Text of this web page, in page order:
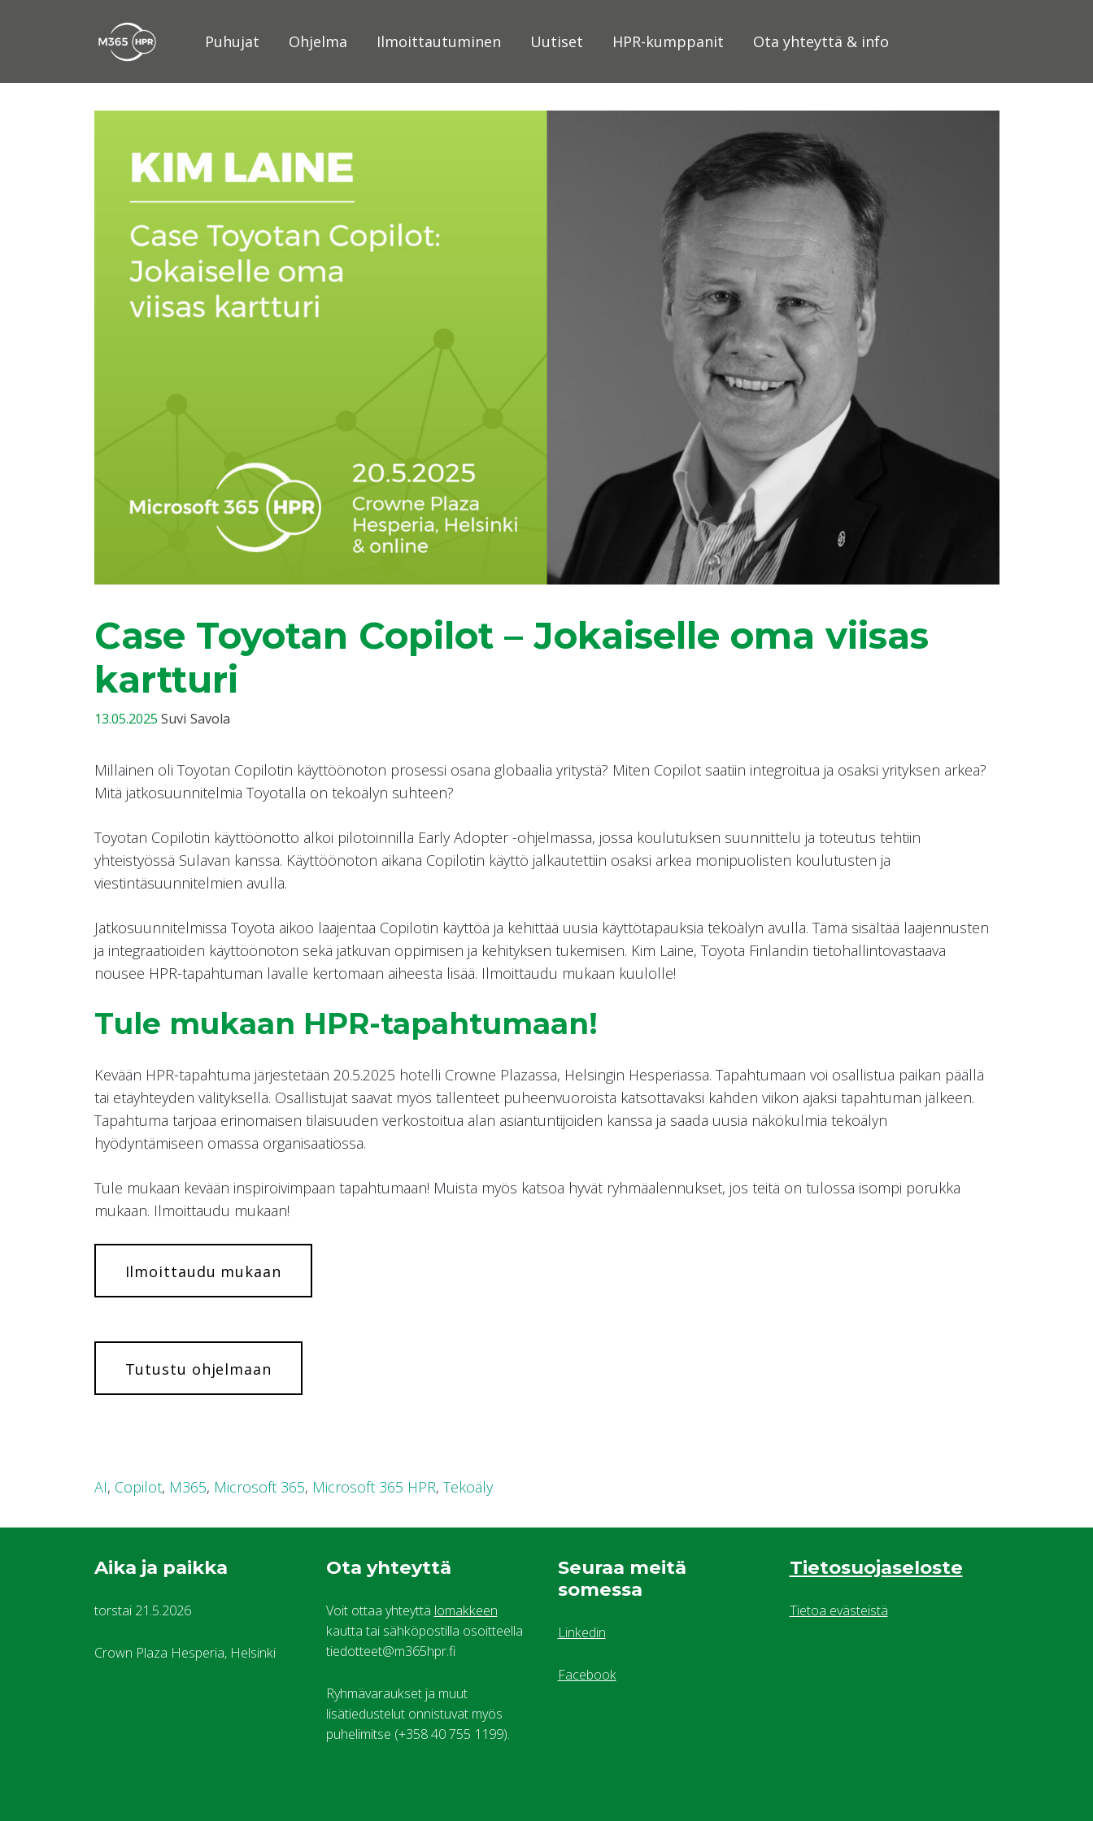
Puhujat Ohjelma Ilmoittautuminen Uutiset HPR-kumppanit Ota yhteyttä & info
Case Toyotan Copilot – Jokaiselle oma viisas
kartturi
13.05.2025 Suvi Savola
Millainen oli Toyotan Copilotin käyttöönoton prosessi osana globaalia yritystä? Miten Copilot saatiin integroitua ja osaksi yrityksen arkea?
Mitä jatkosuunnitelmia Toyotalla on tekoälyn suhteen?
Toyotan Copilotin käyttöönotto alkoi pilotoinnilla Early Adopter -ohjelmassa, jossa koulutuksen suunnittelu ja toteutus tehtiin
yhteistyössä Sulavan kanssa. Käyttöönoton aikana Copilotin käyttö jalkautettiin osaksi arkea monipuolisten koulutusten ja
viestintäsuunnitelmien avulla.
Jatkosuunnitelmissa Toyota aikoo laajentaa Copilotin käyttöä ja kehittää uusia käyttötapauksia tekoälyn avulla. Tämä sisältää laajennusten
ja integraatioiden käyttöönoton sekä jatkuvan oppimisen ja kehityksen tukemisen. Kim Laine, Toyota Finlandin tietohallintovastaava
nousee HPR-tapahtuman lavalle kertomaan aiheesta lisää. Ilmoittaudu mukaan kuulolle!
Tule mukaan HPR-tapahtumaan!
Kevään HPR-tapahtuma järjestetään 20.5.2025 hotelli Crowne Plazassa, Helsingin Hesperiassa. Tapahtumaan voi osallistua paikan päällä
tai etäyhteyden välityksellä. Osallistujat saavat myös tallenteet puheenvuoroista katsottavaksi kahden viikon ajaksi tapahtuman jälkeen.
Tapahtuma tarjoaa erinomaisen tilaisuuden verkostoitua alan asiantuntijoiden kanssa ja saada uusia näkökulmia tekoälyn
hyödyntämiseen omassa organisaatiossa.
Tule mukaan kevään inspiroivimpaan tapahtumaan! Muista myös katsoa hyvät ryhmäalennukset, jos teitä on tulossa isompi porukka
mukaan. Ilmoittaudu mukaan!
Ilmoittaudu mukaan
Tutustu ohjelmaan
AI, Copilot, M365, Microsoft 365, Microsoft 365 HPR, Tekoäly
Aika ja paikka
torstai 21.5.2026
Crown Plaza Hesperia, Helsinki
Ota yhteyttä
Voit ottaa yhteyttä lomakkeen
kautta tai sähköpostilla osoitteella
tiedotteet@m365hpr.fi
Ryhmävaraukset ja muut
lisätiedustelut onnistuvat myös
puhelimitse (+358 40 755 1199).
Seuraa meitä
somessa
Linkedin
Facebook
Tietosuojaseloste
Tietoa evästeistä